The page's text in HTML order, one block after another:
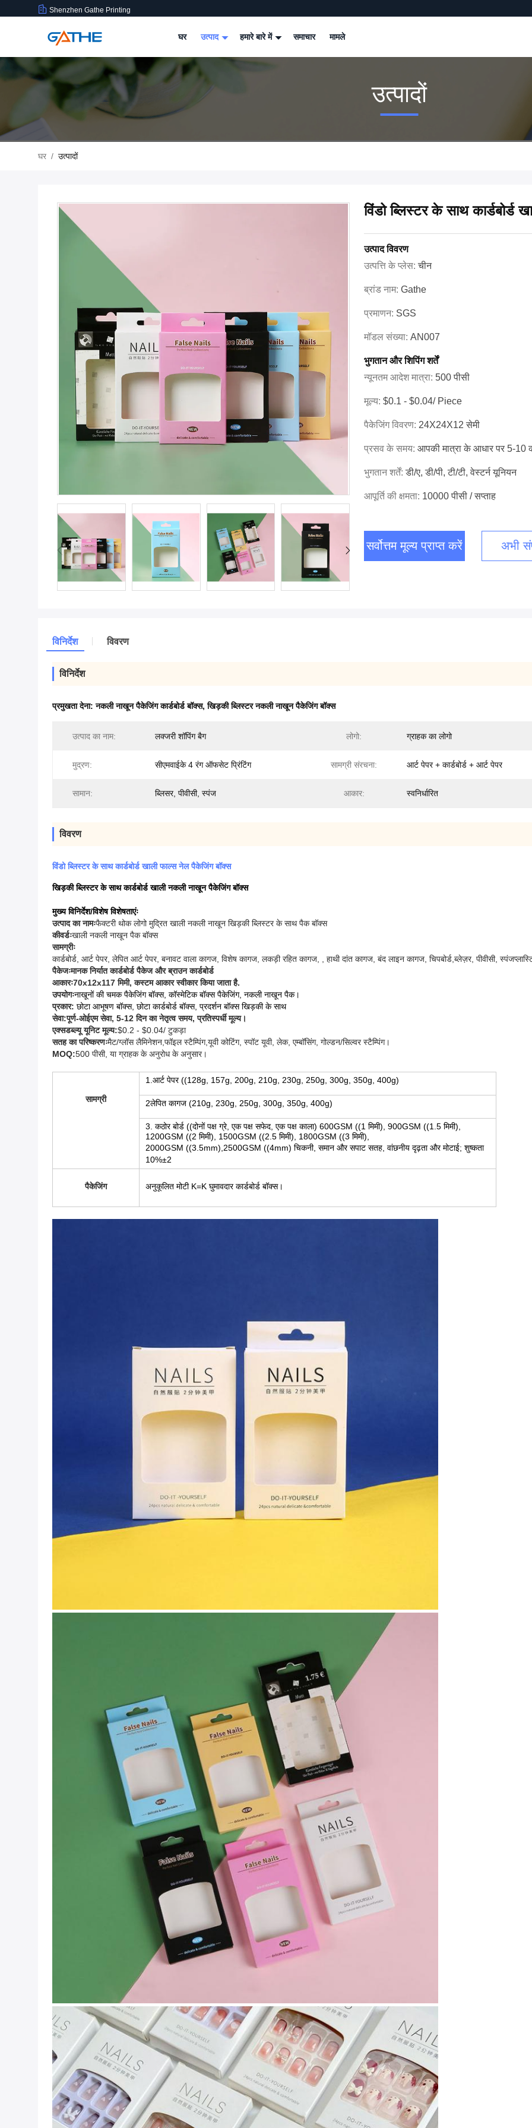
Shenzhen Gathe Printing
घर उत्पाद हमारे बारे में समाचार मामले
उत्पादों
घर / उत्पादों
विंडो ब्लिस्टर के साथ
उत्पाद विवरण
उत्पत्ति के प्लेस:चीन
ब्रांड नाम: Gathe
प्रमाणन: SGS
मॉडल संख्या: AN007
भुगतान और शिपिंग शर्तें
न्यूनतम आदेश मात्रा: 500 पीसी
मूल्य: $0.1 - $0.04/ Piece
पैकेजिंग विवरण: 24X24X12 सेमी
प्रसव के समय: आपकी मात्रा के आधार पर 5-10
भुगतान शर्तें:डी/ए, डी/पी, टी/टी, वेस्टर्न यूनियन
आपूर्ति की क्षमता: 10000 पीसी / सप्ताह
सर्वोत्तम मूल्य प्राप्त करें अभी
विनिर्देश विवरण
विनिर्देश
प्रमुखता देना:नकली नाखून पैकेजिंग कार्डबोर्ड बॉक्स,खिड़की ब्लिस्टर नकली नाखून पैकेजिंग बॉक्स
उत्पाद का नाम: लक्जरी शॉपिंग बैग लोगो: ग्राहक का लोगो
मुद्रण: सीएमवाईके 4 रंग ऑफसेट प्रिंटिंग सामग्री संरचना: आर्ट पेपर + कार्डबोर्ड + आर्ट पेपर
सामान: ब्लिसर, पीवीसी, स्पंज आकार: स्वनिर्धारित
विवरण
विंडो ब्लिस्टर के साथ कार्डबोर्ड खाली फाल्स नेल पैकेजिंग बॉक्स
खिड़की ब्लिस्टर के साथ कार्डबोर्ड खाली नकली नाखून पैकेजिंग बॉक्स
मुख्य विनिर्देश/विशेष विशेषताएंः
उत्पाद का नामःफैक्टरी थोक लोगो मुद्रित खाली नकली नाखून खिड़की ब्लिस्टर के साथ पैक बॉक्स
कीवर्डःखाली नकली नाखून पैक बॉक्स
सामग्रीः
कार्डबोर्ड, आर्ट पेपर, लेपित आर्ट पेपर, बनावट वाला कागज, विशेष कागज, लकड़ी रहित कागज, , हाथी दांत कागज, बंद लाइन कागज, चिपबोर्ड, ब्लेज़र, पीवीसी, स्पंज
पैकेजःमानक निर्यात कार्डबोर्ड पैकेज और ब्राउन कार्डबोर्ड
आकारः70x12x117 मिमी, कस्टम आकार स्वीकार किया जाता है.
उपयोगःनाखूनों की चमक पैकेजिंग बॉक्स, कॉस्मेटिक बॉक्स पैकेजिंग, नकली नाखून पैक।
प्रकार: छोटा आभूषण बॉक्स, छोटा कार्डबोर्ड बॉक्स, प्रदर्शन बॉक्स खिड़की के साथ
सेवा:पूर्ण-ओईएम सेवा, 5-12 दिन का नेतृत्व समय, प्रतिस्पर्धी मूल्य।
एक्सडब्ल्यू यूनिट मूल्य:$0.2 - $0.04/ टुकड़ा
सतह का परिष्करणःमैट/ग्लॉस लैमिनेशन,फॉइल स्टैम्पिंग,यूवी कोटिंग, स्पॉट यूवी, लेक, एम्बॉसिंग, गोल्डन/सिल्वर स्टैम्पिंग।
MOQ:500 पीसी, या ग्राहक के अनुरोध के अनुसार।
सामग्री
1.आर्ट पेपर ((128g, 157g, 200g, 210g, 230g, 250g, 300g, 350g, 400g)
2लेपित कागज (210g, 230g, 250g, 300g, 350g, 400g)
3. कठोर बोर्ड ((दोनों पक्ष ग्रे, एक पक्ष सफेद, एक पक्ष काला) 600GSM ((1 मिमी), 900GSM ((1.5 मिमी),
1200GSM ((2 मिमी), 1500GSM ((2.5 मिमी), 1800GSM ((3 मिमी),
2000GSM ((3.5mm),2500GSM ((4mm) चिकनी, समान और सपाट सतह, वांछनीय दृढ़ता और मोटाई; शुष्कता
10%±2
पैकेजिंग अनुकूलित मोटी K=K घुमावदार कार्डबोर्ड बॉक्स।